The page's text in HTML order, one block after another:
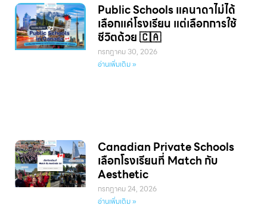
Public Schools แคนาดาไม่ได้
เลือกแค่โรงเรียน แต่เลือกการใช้
ชีวิตด้วย 🇨🇦
กรกฎาคม 30, 2026
อ่านเพิ่มเติม »
Canadian Private Schools
เลือกโรงเรียนที่ Match กับ
Aesthetic
กรกฎาคม 24, 2026
อ่านเพิ่มเติม »